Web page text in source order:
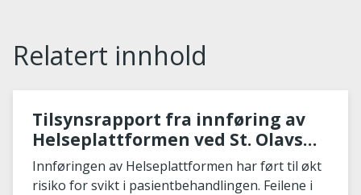
Relatert innhold
Tilsynsrapport fra innføring av
Helseplattformen ved St. Olavs
hospital
Innføringen av Helseplattformen har ført til økt
risiko for svikt i pasientbehandlingen. Feilene i